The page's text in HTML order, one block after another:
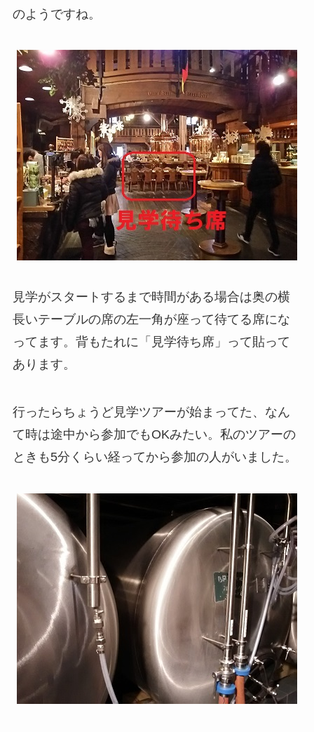
のようですね。
見学がスタートするまで時間がある場合は奥の横
長いテーブルの席の左一角が座って待てる席にな
ってます。背もたれに「見学待ち席」って貼って
あります。
行ったらちょうど見学ツアーが始まってた、なん
て時は途中から参加でもOKみたい。私のツアーの
ときも5分くらい経ってから参加の人がいました。